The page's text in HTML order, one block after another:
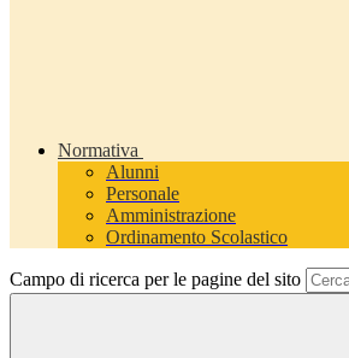
Normativa
Alunni
Personale
Amministrazione
Ordinamento Scolastico
Campo di ricerca per le pagine del sito